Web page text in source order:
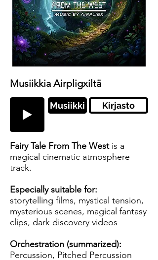
Musiikkia Airpligxiltä
Musiikki Kirjasto
Fairy Tale From The Westis a
magical cinematic atmosphere
track.
Especially suitable for:
storytelling films, mystical tension,
mysterious scenes, magical fantasy
clips, dark discovery videos
Orchestration (summarized):
Percussion, Pitched Percussion